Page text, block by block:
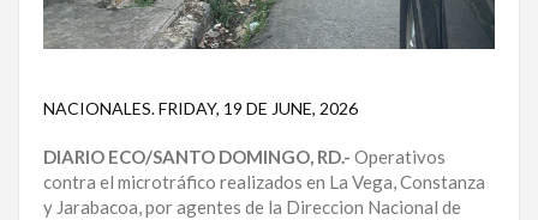
DISTRITO
SANTO
SANTIAGO
NACIONALES.FRIDAY, 19 DE JUNE, 2026
DIARIO ECO/SANTO DOMINGO, RD.- Operativos
contra el microtráfico realizados en La Vega, Constanza
y Jarabacoa, por agentes de la Direccion Nacional de